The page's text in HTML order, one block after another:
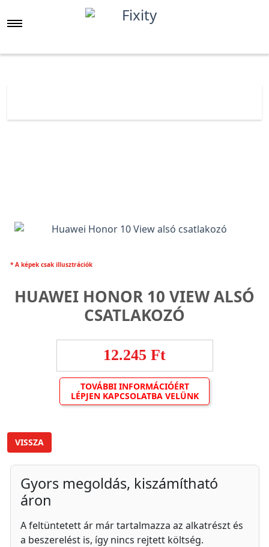
* A képek csak illusztrációk
HUAWEI HONOR 10 VIEW ALSÓ
CSATLAKOZÓ
12.245 Ft
TOVÁBBI INFORMÁCIÓÉRT
LÉPJEN KAPCSOLATBA VELÜNK
VISSZA
Gyors megoldás, kiszámítható
áron
A feltüntetett ár már tartalmazza az alkatrészt és
a beszerelést is, így nincs rejtett költség.